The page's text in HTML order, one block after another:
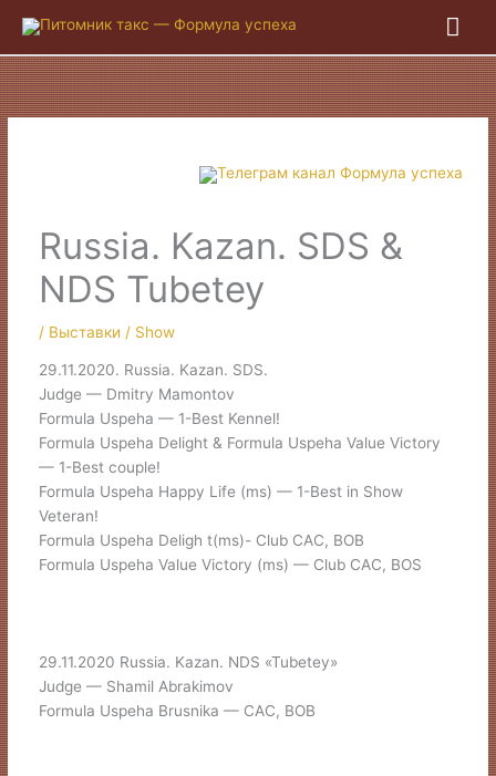
Russia. Kazan. SDS &
NDS Tubetey
/ Выставки / Show
29.11.2020. Russia. Kazan. SDS.
Judge — Dmitry Mamontov
Formula Uspeha — 1-Best Kennel!
Formula Uspeha Delight & Formula Uspeha Value Victory
— 1-Best couple!
Formula Uspeha Happy Life (ms) — 1-Best in Show
Veteran!
Formula Uspeha Deligh t(ms)- Club CAC, BOB
Formula Uspeha Value Victory (ms) — Club CAC, BOS
29.11.2020 Russia. Kazan. NDS «Tubetey»
Judge — Shamil Abrakimov
Formula Uspeha Brusnika — CAC, BOB